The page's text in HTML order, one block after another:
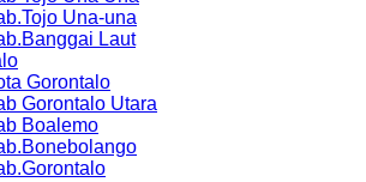
Una-una
Laut
Gorontalo
Gorontalo Utara
Boalemo